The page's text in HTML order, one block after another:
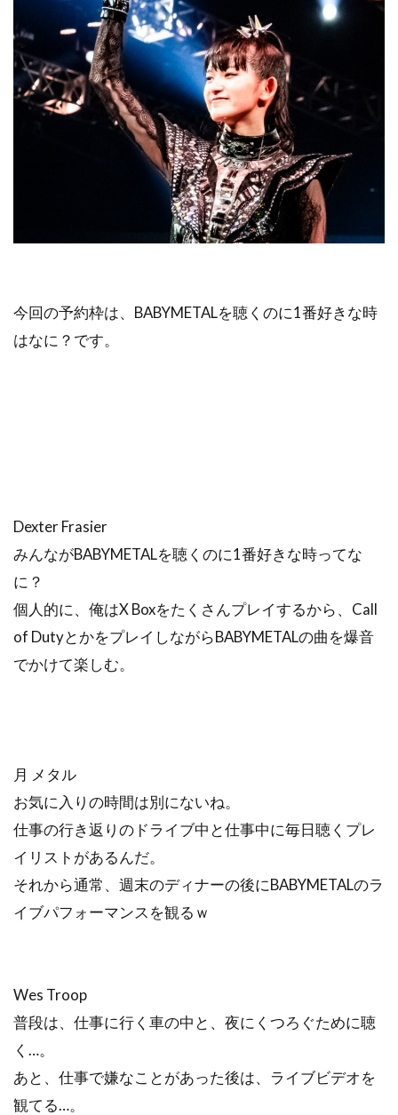
今回の予約枠は、BABYMETALを聴くのに1番好きな時
はなに？です。
Dexter Frasier
みんながBABYMETALを聴くのに1番好きな時ってな
に？
個人的に、俺はX Boxをたくさんプレイするから、Call
of DutyとかをプレイしながらBABYMETALの曲を爆音
でかけて楽しむ。
月 メタル
お気に入りの時間は別にないね。
仕事の行き返りのドライブ中と仕事中に毎日聴くプレ
イリストがあるんだ。
それから通常、週末のディナーの後にBABYMETALのラ
イブパフォーマンスを観るｗ
Wes Troop
普段は、仕事に行く車の中と、夜にくつろぐために聴
く…。
あと、仕事で嫌なことがあった後は、ライブビデオを
観てる…。